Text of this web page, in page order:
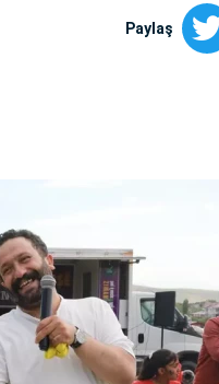
Paylaş